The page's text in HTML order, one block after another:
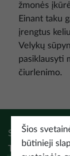
žmonės
Einant taku
įrengtus
Velykų
pasiklausyti
čiurlenimo.
Sek:Instagram
Tiktok
Šios
būtinieji